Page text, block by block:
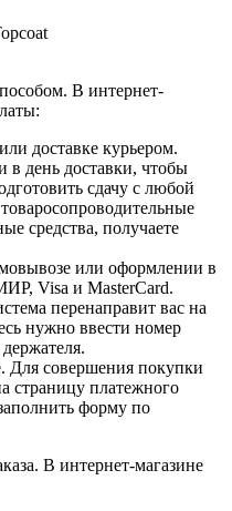
В интернет-
доставке курьером.
в день доставки, чтобы
сдачу с любой
средства, получаете
или оформлении в
Visa и MasterCard.
перенаправит вас на
нужно ввести номер
Для совершения покупки
страницу платежного
форму по
В интернет-магазине